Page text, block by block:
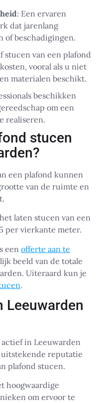
: Een ervaren
dat jarenlang
of beschadigingen.
stucen van een plafond
vooral als u niet
materialen beschikt.
beschikken
om een
realiseren.
stucen
een plafond kunnen
van de ruimte en
laten stucen van een
per vierkante meter.
een offerte aan te
beeld van de totale
Uiteraard kun je
.
Leeuwarden
in Leeuwarden
uitstekende reputatie
plafond stucen.
hoogwaardige
om ervoor te